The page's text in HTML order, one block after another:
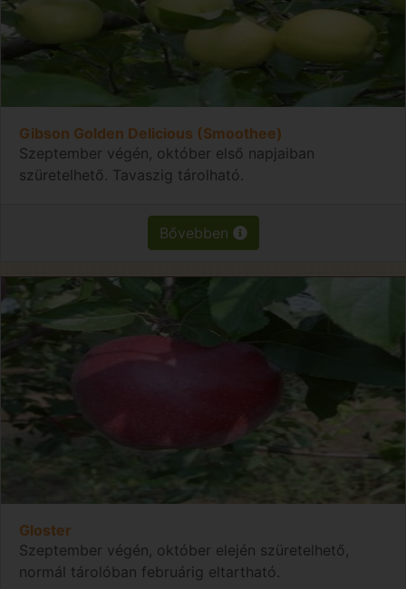
Gibson Golden Delicious (Smoothee)
Szeptember végén, október első napjaiban
szüretelhető. Tavaszig tárolható.
Bővebben
Gloster
Szeptember végén, október elején szüretelhető,
normál tárolóban februárig eltartható.